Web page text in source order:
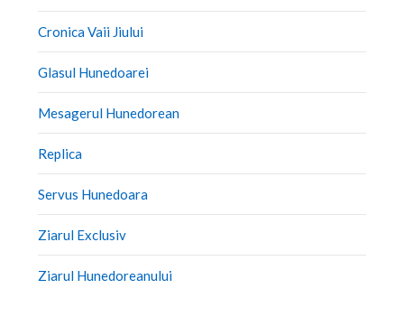
Cronica Vaii Jiului
Glasul Hunedoarei
Mesagerul Hunedorean
Replica
Servus Hunedoara
Ziarul Exclusiv
Ziarul Hunedoreanului